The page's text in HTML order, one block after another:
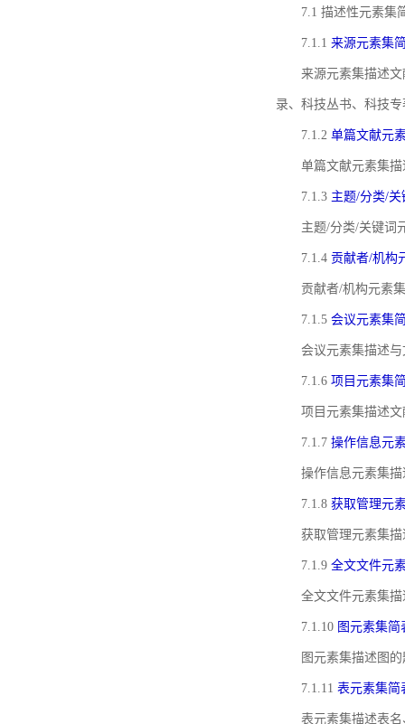
7.1 描述性元素集
7.1.1 来源元素集
来源元素集描述
录、科技丛书、科技
7.1.2 单篇文献元
单篇文献元素集
7.1.3 主题/分类/
主题/分类/关键词
7.1.4 贡献者/机构
贡献者/机构元素
7.1.5 会议元素集
会议元素集描述
7.1.6 项目元素集
项目元素集描述
7.1.7 操作信息元
操作信息元素集
7.1.8 获取管理元
获取管理元素集
7.1.9 全文文件元
全文文件元素集
7.1.10 图元素集简
图元素集描述图
7.1.11 表元素集简
表元素集描述表